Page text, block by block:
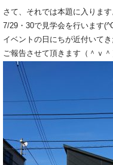
さて、それでは本題に入ります
7/29・30で見学会を行います
イベントの日にちが近付いてき
ご報告させて頂きます（＾ｖ＾